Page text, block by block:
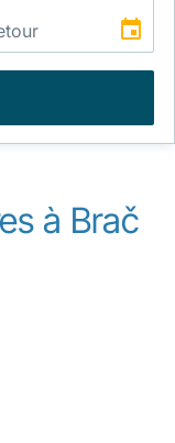
à Brač